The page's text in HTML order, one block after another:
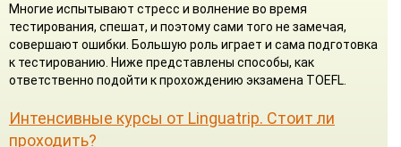
Многие испытывают стресс и волнение во время
тестирования, спешат, и поэтому сами того не замечая,
совершают ошибки. Большую роль играет и сама подготовка
к тестированию. Ниже представлены способы, как
ответственно подойти к прохождению экзамена TOEFL.
Интенсивные курсы от Linguatrip. Стоит ли
проходить?